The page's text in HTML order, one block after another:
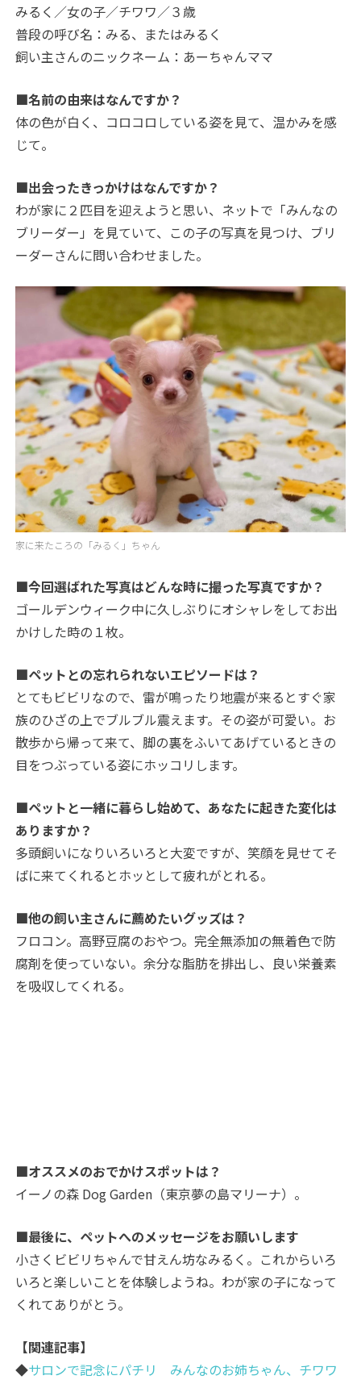
みるく／女の子／チワワ／３歳
普段の呼び名：みる、またはみるく
飼い主さんのニックネーム：あーちゃんママ
■名前の由来はなんですか？
体の色が白く、コロコロしている姿を見て、温かみを感
じて。
■出会ったきっかけはなんですか？
わが家に２匹目を迎えようと思い、ネットで「みんなの
ブリーダー」を見ていて、この子の写真を見つけ、ブリ
ーダーさんに問い合わせました。
家に来たころの「みるく」ちゃん
■今回選ばれた写真はどんな時に撮った写真ですか？
ゴールデンウィーク中に久しぶりにオシャレをしてお出
かけした時の１枚。
■ペットとの忘れられないエピソードは？
とてもビビリなので、雷が鳴ったり地震が来るとすぐ家
族のひざの上でブルブル震えます。その姿が可愛い。お
散歩から帰って来て、脚の裏をふいてあげているときの
目をつぶっている姿にホッコリします。
■ペットと一緒に暮らし始めて、あなたに起きた変化は
ありますか？
多頭飼いになりいろいろと大変ですが、笑顔を見せてそ
ばに来てくれるとホッとして疲れがとれる。
■他の飼い主さんに薦めたいグッズは？
フロコン。高野豆腐のおやつ。完全無添加の無着色で防
腐剤を使っていない。余分な脂肪を排出し、良い栄養素
を吸収してくれる。
■オススメのおでかけスポットは？
イーノの森 Dog Garden（東京夢の島マリーナ）。
■最後に、ペットへのメッセージをお願いします
小さくビビリちゃんで甘えん坊なみるく。これからいろ
いろと楽しいことを体験しようね。わが家の子になって
くれてありがとう。
【関連記事】
◆サロンで記念にパチリ みんなのお姉ちゃん、チワワ